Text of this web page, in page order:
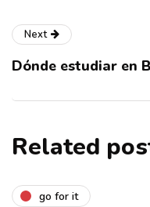
Next
Dónde estudiar en
Related
go for it